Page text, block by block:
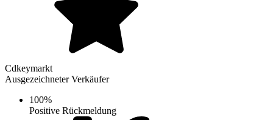
Cdkeymarkt
Ausgezeichneter Verkäufer
100%
Positive Rückmeldung